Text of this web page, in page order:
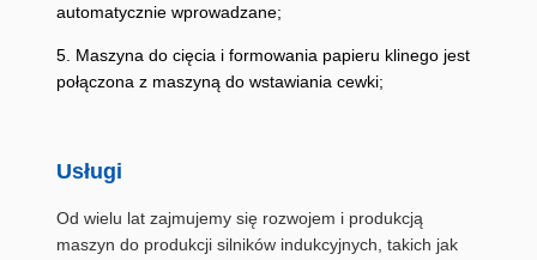
automatycznie wprowadzane;
5. Maszyna do cięcia i formowania papieru klinego jest
połączona z maszyną do wstawiania cewki;
Usługi
Od wielu lat zajmujemy się rozwojem i produkcją
maszyn do produkcji silników indukcyjnych, takich jak